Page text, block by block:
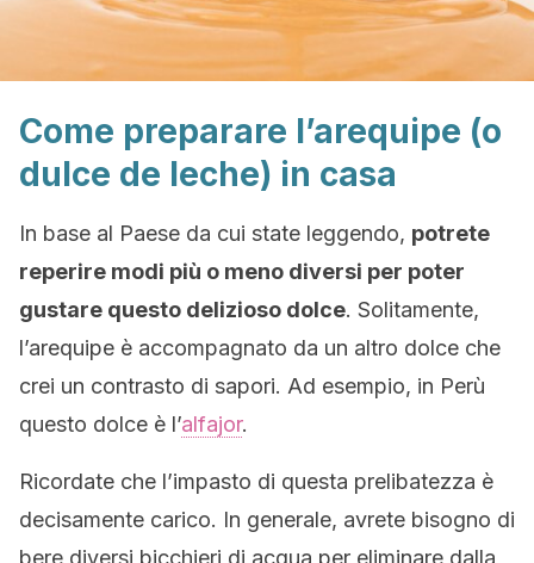
Come preparare l’arequipe (o
dulce de leche) in casa
In base al Paese da cui state leggendo, potrete
reperire modi più o meno diversi per poter
gustare questo delizioso dolce. Solitamente,
l’arequipe è accompagnato da un altro dolce che
crei un contrasto di sapori. Ad esempio, in Perù
questo dolce è l’alfajor.
Ricordate che l’impasto di questa prelibatezza è
decisamente carico. In generale, avrete bisogno di
bere diversi bicchieri di acqua per eliminare dalla